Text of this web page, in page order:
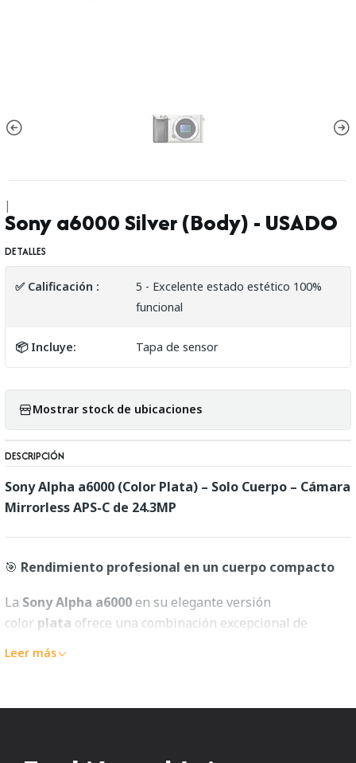
|
Sony a6000 Silver (Body) - USADO
DETALLES
✅ Calificación :
5 - Excelente estado estético 100%
funcional
📦 Incluye: Tapa de sensor
Mostrar stock de ubicaciones
DESCRIPCIÓN
Sony Alpha a6000 (Color Plata) – Solo Cuerpo – Cámara
Mirrorless APS-C de 24.3MP
🎯 Rendimiento profesional en un cuerpo compacto
La Sony Alpha a6000en su elegante versión
color plata ofrece una combinación excepcional de
ha convertido en una de las cámaras mirrorless APS-C
Leer más